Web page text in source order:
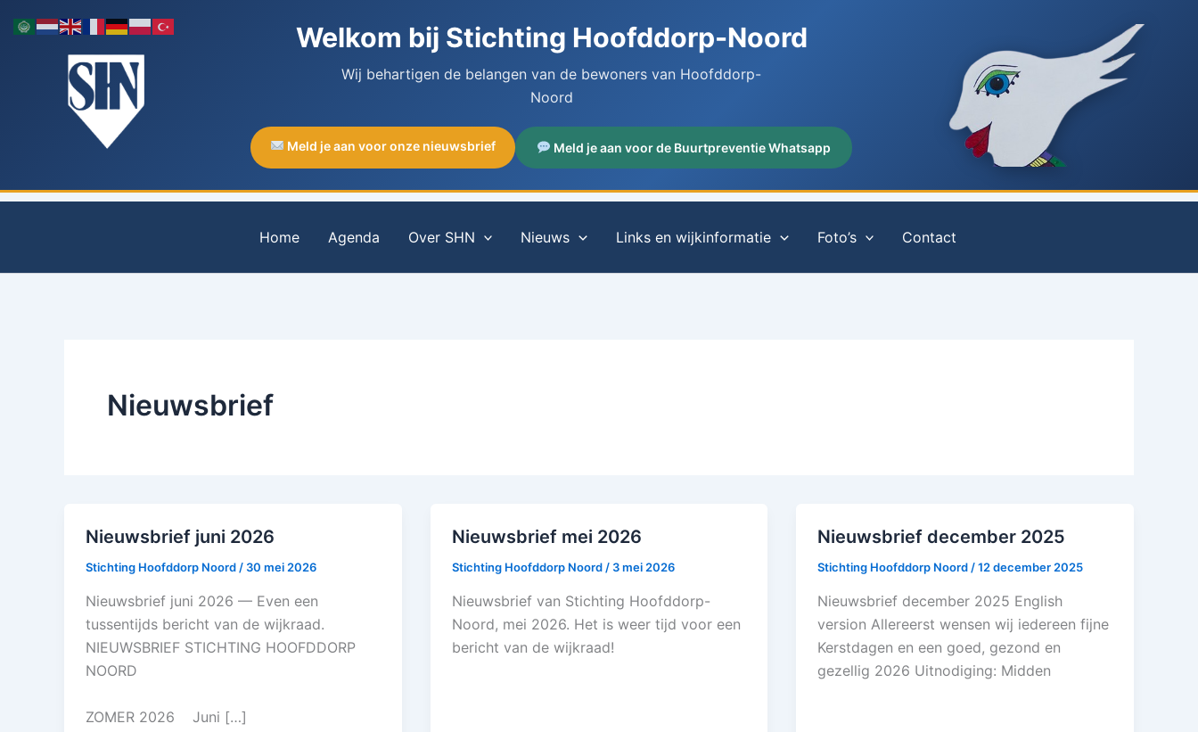
naar
Welkom bij Stichting Hoofddorp-Noord
Wij behartigen de belangen van de bewoners van Hoofddorp-
Noord
Meld je aan voor onze nieuwsbrief Meld je aan voor de Buurtpreventie Whatsapp
Home Agenda Over SHN Nieuws Links en wijkinformatie Foto’s Contact
Nieuwsbrief
Nieuwsbrief juni 2026
Stichting Hoofddorp Noord / 30 mei 2026
Nieuwsbrief juni 2026 — Even een
tussentijds bericht van de wijkraad.
NIEUWSBRIEF STICHTING HOOFDDORP
NOORD
ZOMER 2026 Juni […]
Nieuwsbrief mei 2026
Stichting Hoofddorp Noord / 3 mei 2026
Nieuwsbrief van Stichting Hoofddorp-
Noord, mei 2026. Het is weer tijd voor een
bericht van de wijkraad!
Nieuwsbrief december 2025
Stichting Hoofddorp Noord /12 december 2025
Nieuwsbrief december 2025 English
version Allereerst wensen wij iedereen fijne
Kerstdagen en een goed, gezond en
gezellig 2026 Uitnodiging: Midden